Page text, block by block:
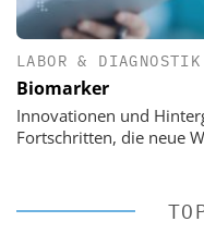
LABOR & DIAGNOSTIK
Biomarker
Innovationen und
Fortschritten, die neue